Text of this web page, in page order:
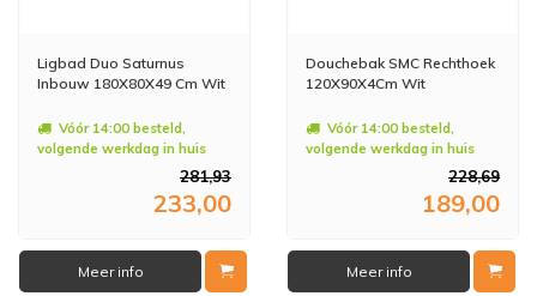
Ligbad Duo Saturnus
Inbouw 180X80X49 Cm Wit
Vóór 14:00 besteld,
volgende werkdag in huis
281,93
233,00
Meer info
Douchebak SMC Rechthoek
120X90X4Cm Wit
Vóór 14:00 besteld,
volgende werkdag in huis
228,69
189,00
Meer info